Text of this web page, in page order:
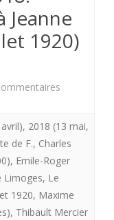
Jeanne
1920)
mai
Hommage
, 2018 (13 mai,
de F., Charles
, Emile-Roger
Limoges, Le
1920, Maxime
, Thibault Mercier